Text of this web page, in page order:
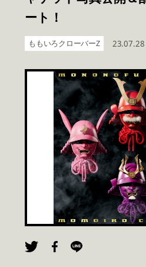
ート！
ももいろクローバーZ 23.07.28